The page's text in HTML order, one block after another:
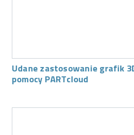
Udane zastosowanie grafik
pomocy PARTcloud